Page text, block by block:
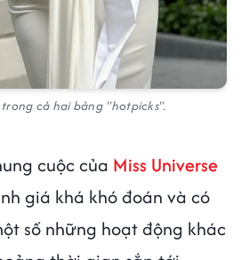
cả hai bảng "hotpicks".
cuộc của Miss Universe
giá khá khó đoán và có
số những hoạt động khác